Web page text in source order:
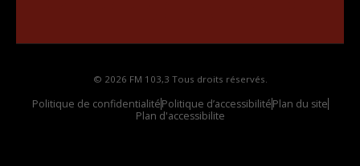
© 2026 FM 103,3 Tous droits réservés.
Politique de confidentialitéPolitique d’accessibilitéPlan du site
Plan d'accessibilite